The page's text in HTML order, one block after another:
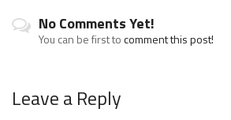
No Comments Yet!
You can be first tocomment this post!
Leave a Reply